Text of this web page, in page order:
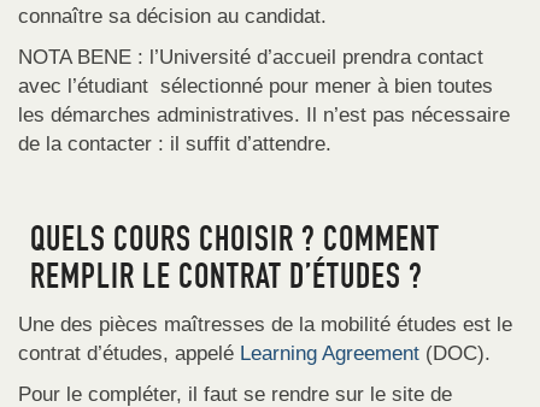
connaître sa décision au candidat.
NOTA BENE : l’Université d’accueil prendra contact
avec l’étudiant sélectionné pour mener à bien toutes
les démarches administratives. Il n’est pas nécessaire
de la contacter : il suffit d’attendre.
QUELS COURS CHOISIR ? COMMENT
REMPLIR LE CONTRAT D’ÉTUDES ?
Une des pièces maîtresses de la mobilité études est le
contrat d’études, appelé Learning Agreement (DOC).
Pour le compléter, il faut se rendre sur le site de